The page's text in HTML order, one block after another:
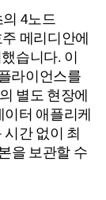
의 4노드
메리디안에
습니다. 이
라이언스를
별도 현장에
이터 애플리케
간 없이 최
을 보관할 수